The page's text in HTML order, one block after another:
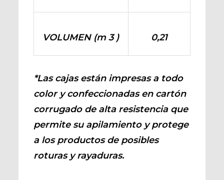
VOLUMEN (m 3 ) 0,21
*Las cajas están impresas a todo
color y confeccionadas en cartón
corrugado de alta resistencia que
permite su apilamiento y protege
a los productos de posibles
roturas y rayaduras.